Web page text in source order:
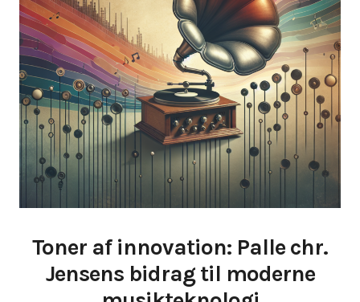
Toner af innovation: Palle chr.
Jensens bidrag til moderne